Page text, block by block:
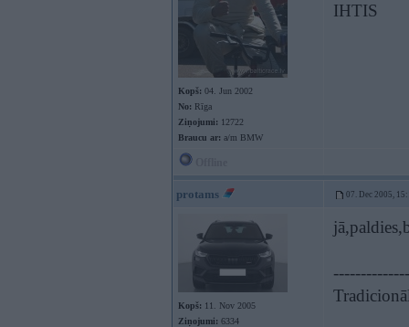
Kopš: 04. Jun 2002
No: Rīga
Ziņojumi: 12722
Braucu ar: a/m BMW
IHTIS
protams 07. Dec 2005,
Kopš: 11. Nov 2005
Ziņojumi: 6334